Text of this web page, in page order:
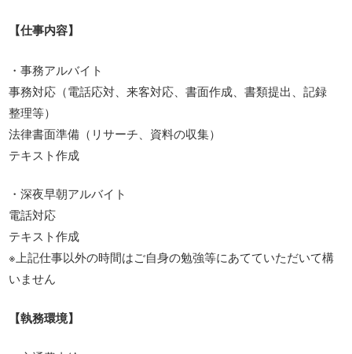
【仕事内容】
・事務アルバイト
事務対応（電話応対、来客対応、書面作成、書類提出、記録
整理等）
法律書面準備（リサーチ、資料の収集）
テキスト作成
・深夜早朝アルバイト
電話対応
テキスト作成
※上記仕事以外の時間はご自身の勉強等にあてていただいて構
いません
【執務環境】